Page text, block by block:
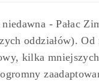
- Pałac
oddziałów). Od
kilka mniejszych